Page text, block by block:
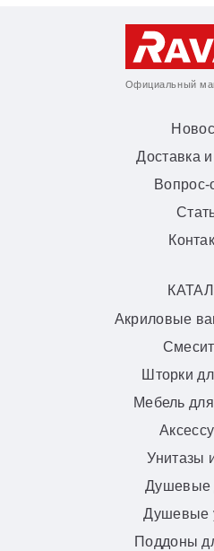
Официальный
Доставка
Вопрос-
Акриловые
Шторки
Мебель
Унитазы
Душевые
Душевые
Поддоны